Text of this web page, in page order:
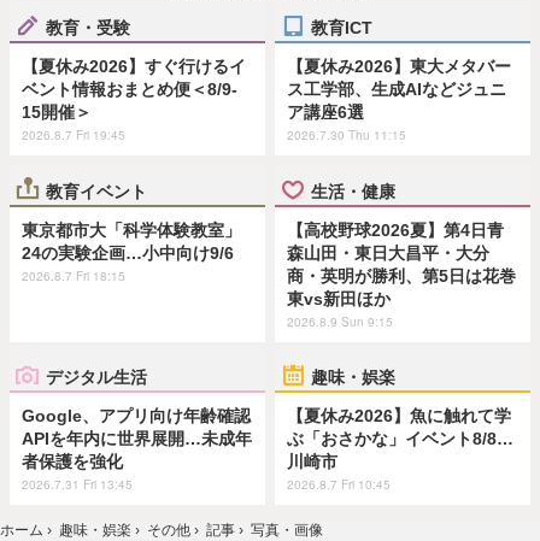
教育・受験
【夏休み2026】すぐ行けるイ
ベント情報おまとめ便＜8/9-
15開催＞
2026.8.7 Fri 19:45
教育ICT
【夏休み2026】東大メタバー
ス工学部、生成AIなどジュニ
ア講座6選
2026.7.30 Thu 11:15
教育イベント
東京都市大「科学体験教室」
24の実験企画…小中向け9/6
2026.8.7 Fri 18:15
生活・健康
【高校野球2026夏】第4日青
森山田・東日大昌平・大分
商・英明が勝利、第5日は花巻
東vs新田ほか
2026.8.9 Sun 9:15
デジタル生活
Google、アプリ向け年齢確認
APIを年内に世界展開…未成年
者保護を強化
2026.7.31 Fri 13:45
趣味・娯楽
【夏休み2026】魚に触れて学
ぶ「おさかな」イベント8/8…
川崎市
2026.8.7 Fri 10:45
ホーム › 趣味・娯楽 › その他 › 記事 › 写真・画像